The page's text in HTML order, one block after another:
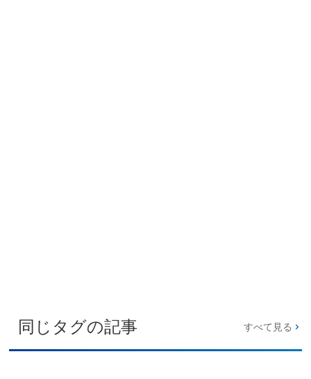
同じタグの記事 すべて見る